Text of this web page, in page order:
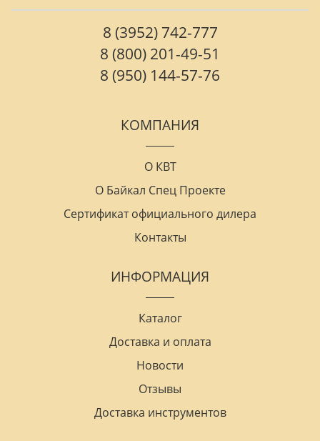
8 (3952) 742-777
8 (800) 201-49-51
8 (950) 144-57-76
КОМПАНИЯ
О КВТ
О Байкал Спец Проекте
Сертификат официального дилера
Контакты
ИНФОРМАЦИЯ
Каталог
Доставка и оплата
Новости
Отзывы
Доставка инструментов